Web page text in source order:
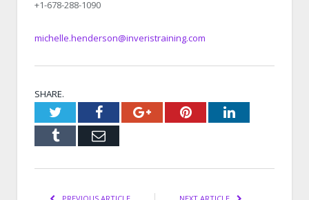
+1-678-288-1090
michelle.henderson@inveristraining.com
SHARE.
TwitterFacebookGoogle+PinterestLinkedIn
Tumblr Email